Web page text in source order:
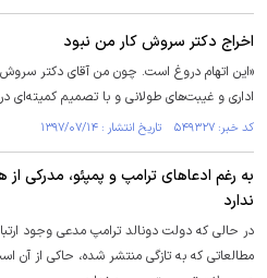
اخراج دکتر سروش کار من نبود
«این اتهام دروغ است. چون من آقای دکتر سروش
اداری و غیبت‌های طولانی و با تصمیم کمیته‌ای
کد خبر: ۵۴۹۳۲۷ تاریخ انتشار : ۱۳۹۷/۰۷/۱۴
به رغم ادعاهای ترامپ و پمپئو، مدرکی از
ندارد
در حالی که دولت دونالد ترامپ مدعی وجود
مطالعاتی که به تازگی منتشر شده، حاکی از آن